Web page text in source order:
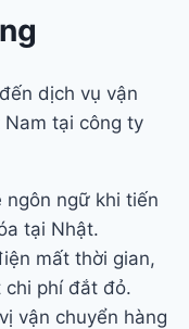
dịch vụ vận
tại công ty
ngôn ngữ khi tiến
tại Nhật.
mất thời gian,
phí đắt đỏ.
vận chuyển hàng